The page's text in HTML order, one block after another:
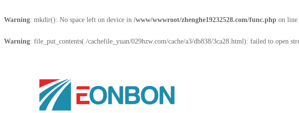
Warning: mkdir(): No space left on device in /www/wwwroot/zhenghe19232528.com/func.php on line
Warning: file_put_contents(./cachefile_yuan/029hzw.com/cache/a3/db838/3ca28.html): failed to open